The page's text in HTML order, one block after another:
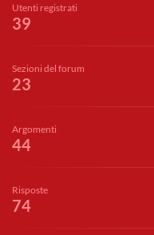
Utenti registrati
39
Sezioni del forum
23
Argomenti
44
Risposte
74